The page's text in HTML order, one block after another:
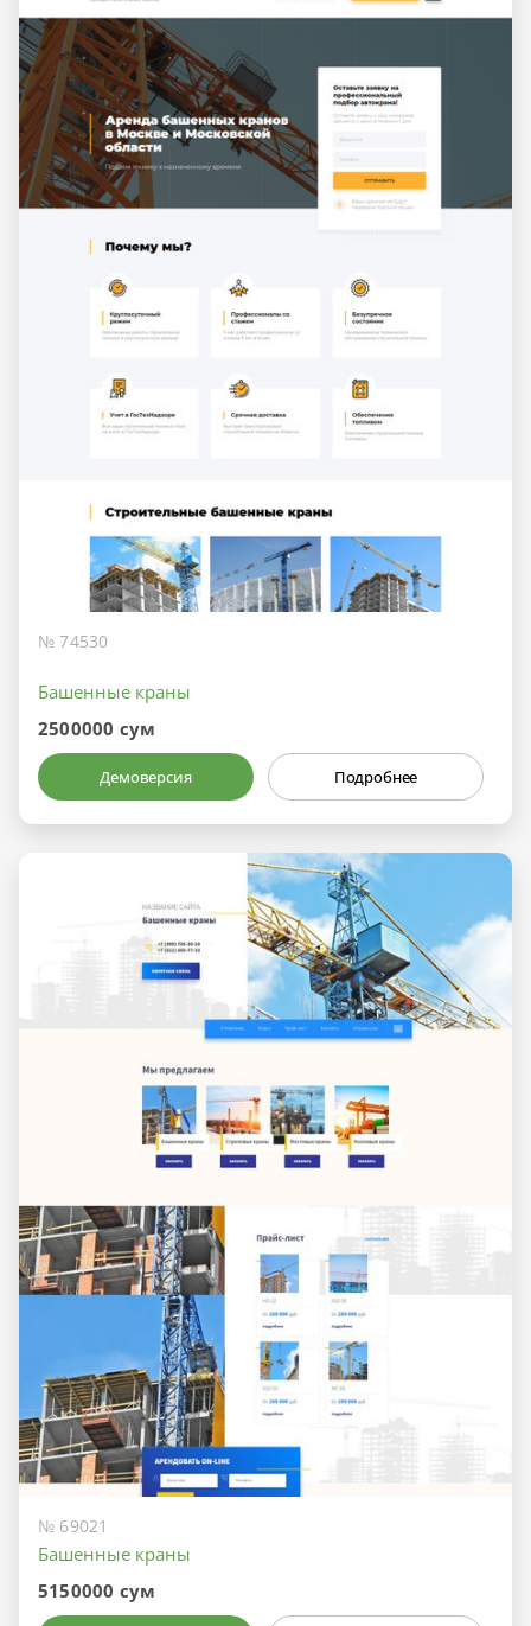
№ 74530
Башенные краны
2500000 сум
Демоверсия Подробнее
№ 69021
Башенные краны
5150000 сум